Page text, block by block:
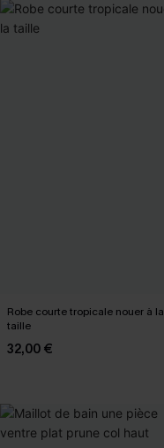
Robe courte tropicale nouer à la
taille
32,00 €